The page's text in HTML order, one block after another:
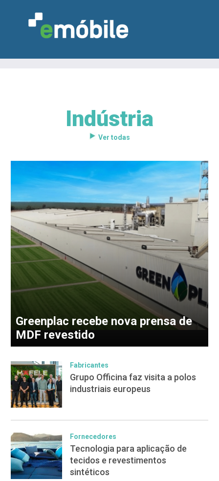
MARCENARIA
DESIGN & DECORAÇÃO
NOTÍCIAS
Indústria
Ver todas
Greenplac recebe nova prensa de
MDF revestido
Fabricantes
Grupo Officina faz visita a polos
industriais europeus
Fornecedores
Tecnologia para aplicação de
tecidos e revestimentos
sintéticos